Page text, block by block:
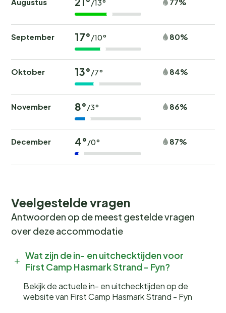
/13°
September 17° /10° 80%
Oktober 13° /7° 84%
November 8° /3° 86%
December 4° /0° 87%
Veelgestelde vragen
Antwoorden op de meest gestelde vragen
over deze accommodatie
Wat zijn de in- en uitchecktijden voor
First Camp Hasmark Strand - Fyn?
Bekijk de actuele in- en uitchecktijden op de
website van First Camp Hasmark Strand - Fyn